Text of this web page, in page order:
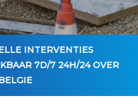
INTERVENTIES
7D/7 24H/24 OVER